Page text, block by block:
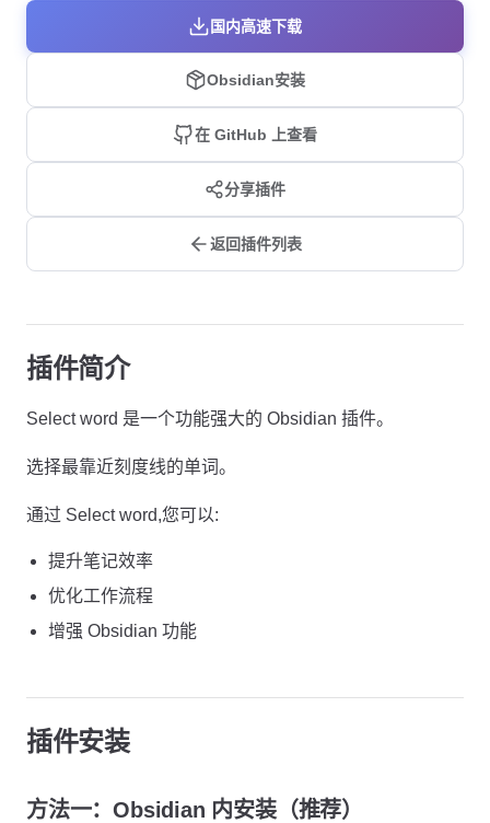
国内高速下载
Obsidian安装
在 GitHub 上查看
分享插件
返回插件列表
插件简介
Select word 是一个功能强大的 Obsidian 插件。
选择最靠近刻度线的单词。
通过 Select word,您可以:
提升笔记效率
优化工作流程
增强 Obsidian 功能
插件安装
方法一：Obsidian 内安装（推荐）